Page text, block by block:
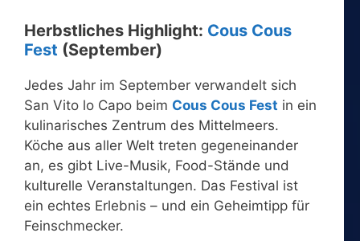
Herbstliches Highlight: Cous Cous
Fest (September)
Jedes Jahr im September verwandelt sich
San Vito lo Capo beim Cous Cous Fest in ein
kulinarisches Zentrum des Mittelmeers.
Köche aus aller Welt treten gegeneinander
an, es gibt Live-Musik, Food-Stände und
kulturelle Veranstaltungen. Das Festival ist
ein echtes Erlebnis – und ein Geheimtipp für
Feinschmecker.